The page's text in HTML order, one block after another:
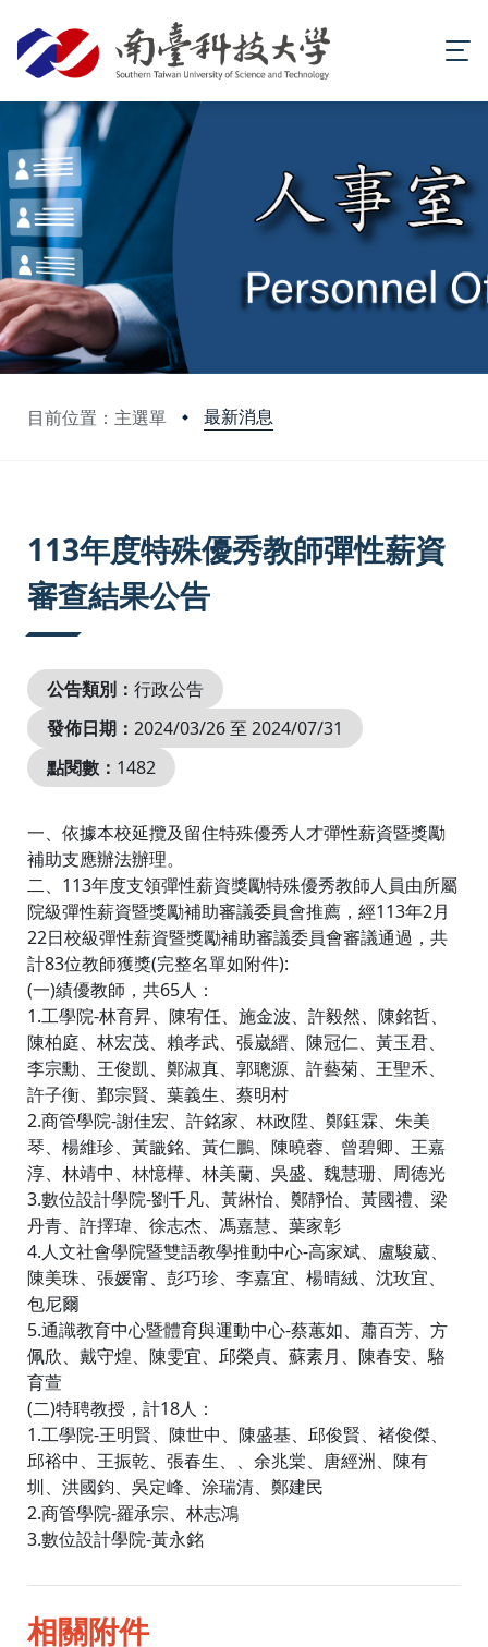
目前位置：主選單 最新消息
113年度特殊優秀教師彈性薪資
審查結果公告
公告類別： 行政公告
發佈日期： 2024/03/26 至 2024/07/31
點閱數： 1482
一、依據本校延攬及留住特殊優秀人才彈性薪資暨獎勵
補助支應辦法辦理。
二、113年度支領彈性薪資獎勵特殊優秀教師人員由所屬
院級彈性薪資暨獎勵補助審議委員會推薦，經113年2月
22日校級彈性薪資暨獎勵補助審議委員會審議通過，共
計83位教師獲獎(完整名單如附件):
(一)績優教師，共65人：
1.工學院-林育昇、陳宥任、施金波、許毅然、陳銘哲、
陳柏庭、林宏茂、賴孝武、張崴縉、陳冠仁、黃玉君、
李宗勳、王俊凱、鄭淑真、郭聰源、許藝菊、王聖禾、
許子衡、鄞宗賢、葉義生、蔡明村
2.商管學院-謝佳宏、許銘家、林政陞、鄭鈺霖、朱美
琴、楊維珍、黃識銘、黃仁鵬、陳曉蓉、曾碧卿、王嘉
淳、林靖中、林憶樺、林美蘭、吳盛、魏慧珊、周德光
3.數位設計學院-劉千凡、黃綝怡、鄭靜怡、黃國禮、梁
丹青、許擇瑋、徐志杰、馮嘉慧、葉家彰
4.人文社會學院暨雙語教學推動中心-高家斌、盧駿葳、
陳美珠、張媛甯、彭巧珍、李嘉宜、楊晴絨、沈玫宜、
包尼爾
5.通識教育中心暨體育與運動中心-蔡蕙如、蕭百芳、方
佩欣、戴守煌、陳雯宜、邱榮貞、蘇素月、陳春安、駱
育萱
(二)特聘教授，計18人：
1.工學院-王明賢、陳世中、陳盛基、邱俊賢、褚俊傑、
邱裕中、王振乾、張春生、、余兆棠、唐經洲、陳有
圳、洪國鈞、吳定峰、涂瑞清、鄭建民
2.商管學院-羅承宗、林志鴻
3.數位設計學院-黃永銘
相關附件